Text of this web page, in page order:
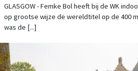
GLASGOW - Femke Bol heeft bij de WK
op grootse wijze de wereldtitel op de 400
was de [...]